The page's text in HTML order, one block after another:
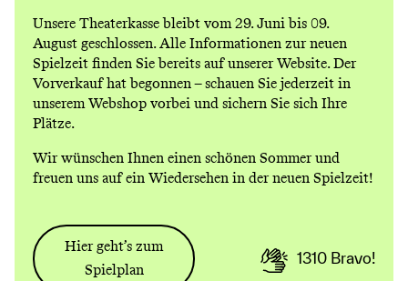
Unsere Theaterkasse bleibt vom 29. Juni bis 09.
August geschlossen. Alle Informationen zur neuen
Spielzeit finden Sie bereits auf unserer Website. Der
Vorverkauf hat begonnen – schauen Sie jederzeit in
unseremWebshopvorbei und sichern Sie sich Ihre
Plätze.
Wir wünschen Ihnen einen schönen Sommer und
freuen uns auf ein Wiedersehen in der neuen Spielzeit!
Hier geht’s zum
Spielplan
1310 Bravo!